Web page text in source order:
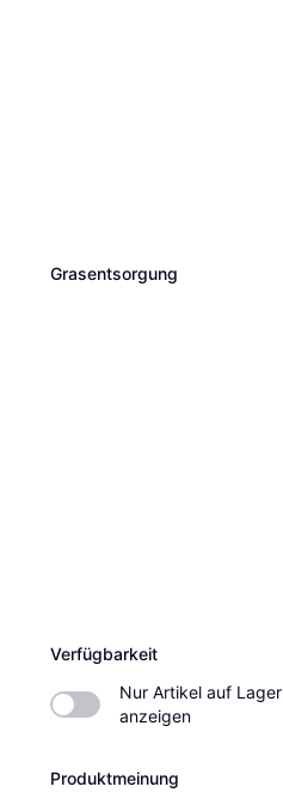
Grasentsorgung
Verfügbarkeit
Nur Artikel auf Lager
anzeigen
Produktmeinung